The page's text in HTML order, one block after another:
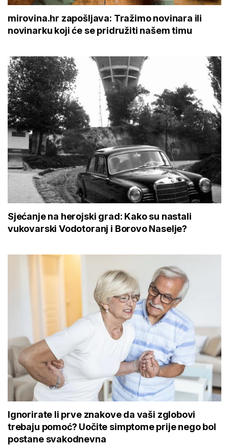
mirovina.hr zapošljava: Tražimo novinara ili
novinarku koji će se pridružiti našem timu
Sjećanje na herojski grad: Kako su nastali
vukovarski Vodotoranj i Borovo Naselje?
Ignorirate li prve znakove da vaši zglobovi
trebaju pomoć? Uočite simptome prije nego bol
postane svakodnevna